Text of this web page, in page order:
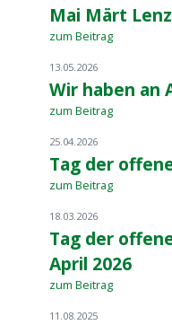
Mai Märt
zum Beitrag
13.05.2026
Wir haben an
zum Beitrag
25.04.2026
Tag der
zum Beitrag
18.03.2026
Tag der
April 2026
zum Beitrag
11.08.2025